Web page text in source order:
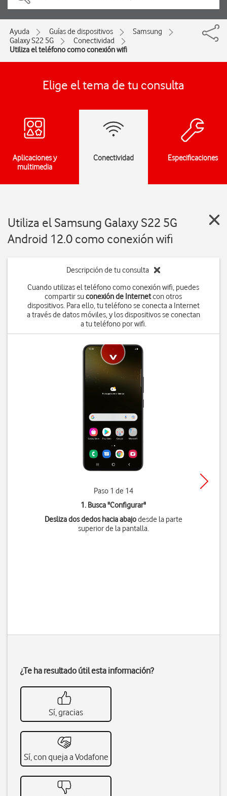
Ayuda Guías de dispositivos
Samsung
Galaxy S22 5G
Conectividad
Utiliza el teléfono como conexión wifi
Elige el tema de tu consulta
Aplicaciones y
multimedia
Conectividad Especificaciones
Utiliza el Samsung Galaxy S22 5G
Android 12.0 como conexión wifi
Descripción de tu consulta
Cuando utilizas el teléfono como conexión wifi, puedes
compartir suconexión de Internetcon otros
dispositivos. Para ello, tu teléfono se conecta a Internet
a través de datos móviles, y los dispositivos se conectan
a tu teléfono por wifi.
Paso 1 de 14
1. Busca "Configurar"
Desliza dos dedos hacia abajodesde la parte
superior de la pantalla.
¿Te ha resultado útil esta información?
Sí, gracias
Sí, con queja a Vodafone